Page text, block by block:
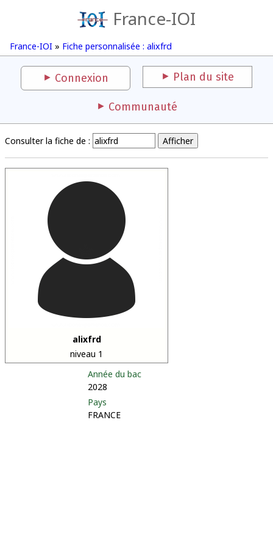
France-IOI
France-IOI » Fiche personnalisée : alixfrd
Connexion Plan du site
Communauté
Consulter la fiche de :
alixfrd
niveau 1
Année du bac
2028
Pays
FRANCE